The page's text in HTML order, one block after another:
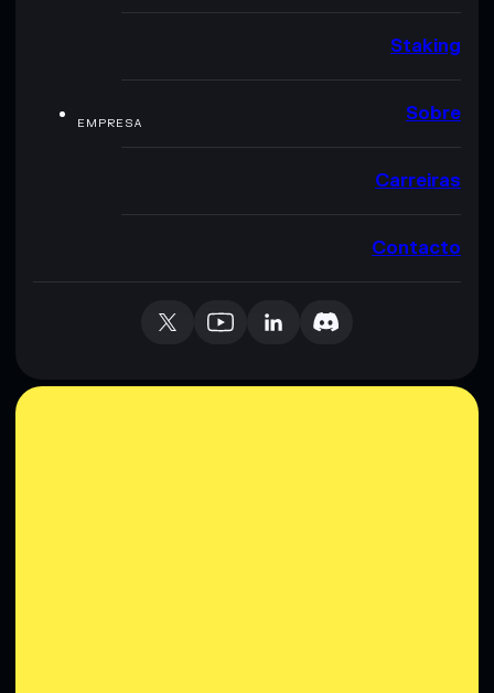
Staking
EMPRESA Sobre
Carreiras
Contacto